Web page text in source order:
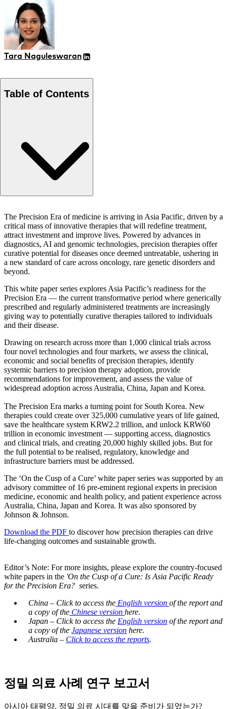
Tara Naguleswaran
Table of Contents
The Precision Era of medicine is arriving in Asia Pacific, driven by a
critical mass of innovative therapies that will redefine treatment,
attract investment and improve lives. Powered by advances in
diagnostics, AI and genomic technologies, precision therapies offer
curative potential for diseases once deemed untreatable, ushering in
a new standard of care across oncology, rare genetic disorders and
beyond.
This white paper series explores Asia Pacific’s readiness for the
Precision Era — the current transformative period where generically
prescribed and regularly administered treatments are increasingly
giving way to potentially curative therapies tailored to individuals
and their disease.
Drawing on research across more than 1,000 clinical trials across
four novel technologies and four markets, we assess the clinical,
economic and social benefits of precision therapies, identify
systemic barriers to precision therapy adoption, provide
recommendations for improvement, and assess the value of
widespread adoption across Australia, China, Japan and Korea.
The Precision Era marks a turning point for South Korea. New
therapies could create over 325,000 cumulative years of life gained,
save the healthcare system KRW2.2 trillion, and unlock KRW60
trillion in economic investment — supporting access, diagnostics
and clinical trials, and creating 20,000 highly skilled jobs. But for
the full potential to be realised, regulatory, knowledge and
infrastructure barriers must be addressed.
The ‘On the Cusp of a Cure’ white paper series was supported by an
advisory committee of 16 pre-eminent regional experts in precision
medicine, economic and health policy, and patient experience across
Australia, China, Japan and Korea. It was also sponsored by
Johnson & Johnson.
Download the PDF to discover how precision therapies can drive
life-changing outcomes and sustainable growth.
Editor’s Note: For more insights, please explore the country-focused
white papers in the 'On the Cusp of a Cure: Is Asia Pacific Ready
for the Precision Era? series.
China – Click to access the English version of the report and
a copy of the Chinese version here.
Japan – Click to access the English version of the report and
a copy of the Japanese version here.
Australia – Click to access the reports.
정밀 의료 사례 연구 보고서
아시아 태평양, 정밀 의료 시대를 맞을 준비가 되었는가?